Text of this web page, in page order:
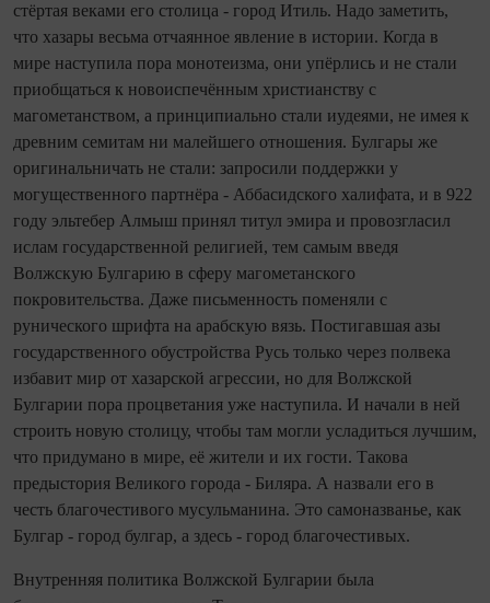
стёртая веками его столица - город Итиль. Надо заметить,
что хазары весьма отчаянное явление в истории. Ко­гда в
мире наступила пора монотеизма, они упёрлись и не стали
приобщаться к новоиспечённым христианству с
магометанством, а принципиально стали иудеями, не имея к
древним семитам ни малейшего отношения. Булгары же
оригинальничать не стали: запросили поддержки у
могущественного парт­нёра - Аббасидского халифата, и в 922
году эльтебер Алмыш принял титул эмира и провозгласил
ислам государственной религией, тем самым введя
Волжскую Булгарию в сферу магометанского
покровительства. Даже письменность поменяли с
рунического шрифта на арабскую вязь. Постигавшая азы
государственного обустройства Русь только через полвека
избавит мир от хазарской агрессии, но для Волжской
Булгарии пора процветания уже наступила. И начали в ней
строить новую столицу, чтобы там могли усладиться лучшим,
что придумано в мире, её жители и их гости. Такова
предыстория Великого города - Биляра. А назвали его в
честь благочестивого мусульманина. Это самоназванье, как
Булгар - город булгар, а здесь - город благочестивых.
Внутренняя политика Волжской Булгарии была